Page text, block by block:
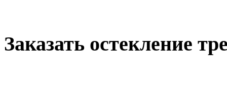
Заказать остекление